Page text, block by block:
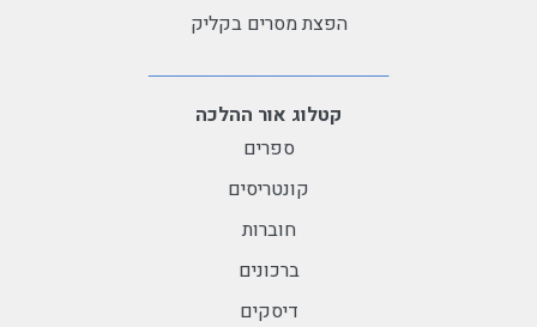
הפצת מסרים בקליק
קטלוג אור ההלכה
ספרים
קונטריסים
חוברות
ברכונים
דיסקים